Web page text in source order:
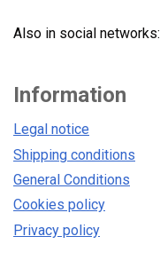
Also in social networks:
Information
Legal notice
Shipping conditions
General Conditions
Cookies policy
Privacy policy